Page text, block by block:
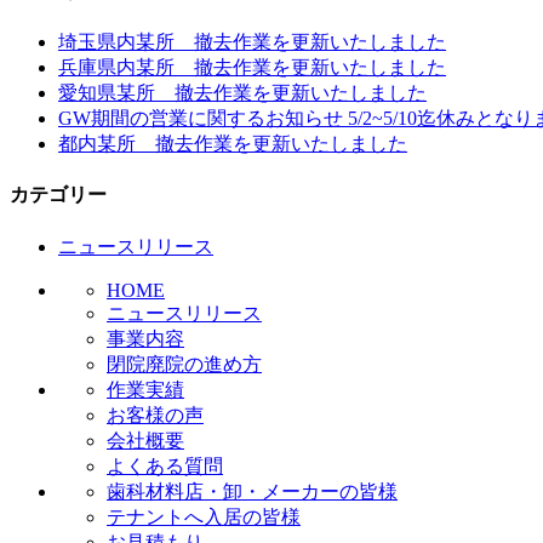
埼玉県内某所 撤去作業を更新いたしました
兵庫県内某所 撤去作業を更新いたしました
愛知県某所 撤去作業を更新いたしました
GW期間の営業に関するお知らせ 5/2~5/10迄休みとなり
都内某所 撤去作業を更新いたしました
カテゴリー
ニュースリリース
HOME
ニュースリリース
事業内容
閉院廃院の進め方
作業実績
お客様の声
会社概要
よくある質問
歯科材料店・卸・メーカーの皆様
テナントへ入居の皆様